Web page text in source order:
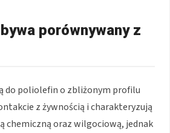
porównywany z
do poliolefin o zbliżonym profilu
z żywnością i charakteryzują
chemiczną oraz wilgociową, jednak